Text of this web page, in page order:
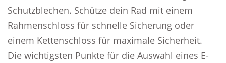
Schutzblechen. Schütze dein Rad mit einem
Rahmenschloss für schnelle Sicherung oder
einem Kettenschloss für maximale Sicherheit.
Die wichtigsten Punkte für die Auswahl eines E-